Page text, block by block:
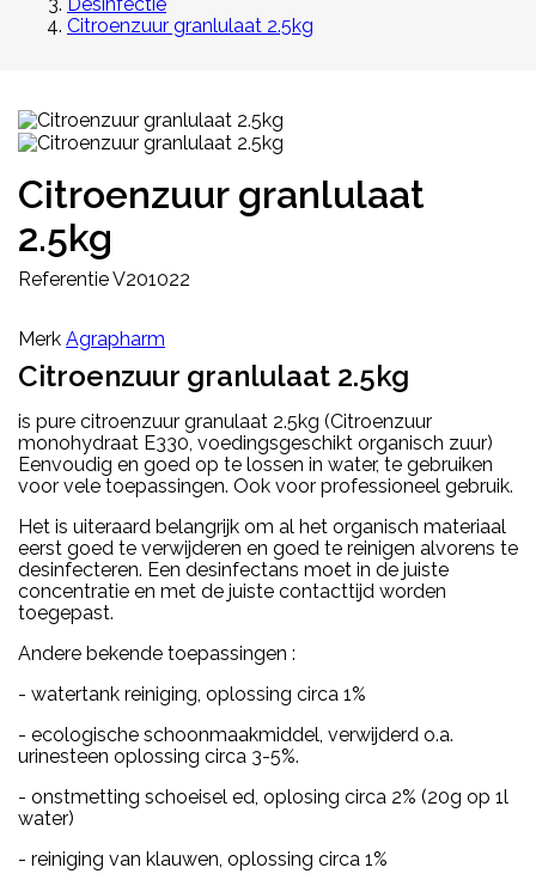
Citroenzuur granlulaat 2.5kg
Citroenzuur granlulaat
2.5kg
ReferentieV201022
Merk Agrapharm
Citroenzuur granlulaat 2.5kg
is pure citroenzuur granulaat 2.5kg (Citroenzuur
monohydraat E330, voedingsgeschikt organisch zuur)
Eenvoudig en goed op te lossen in water, te gebruiken
voor vele toepassingen. Ook voor professioneel gebruik.
Het is uiteraard belangrijk om al het organisch materiaal
eerst goed te verwijderen en goed te reinigen alvorens te
desinfecteren. Een desinfectans moet in de juiste
concentratie en met de juiste contacttijd worden
toegepast.
Andere bekende toepassingen :
- watertank reiniging, oplossing circa 1%
- ecologische schoonmaakmiddel, verwijderd o.a.
urinesteen oplossing circa 3-5%.
- onstmetting schoeisel ed, oplosing circa 2% (20g op 1l
water)
- reiniging van klauwen, oplossing circa 1%